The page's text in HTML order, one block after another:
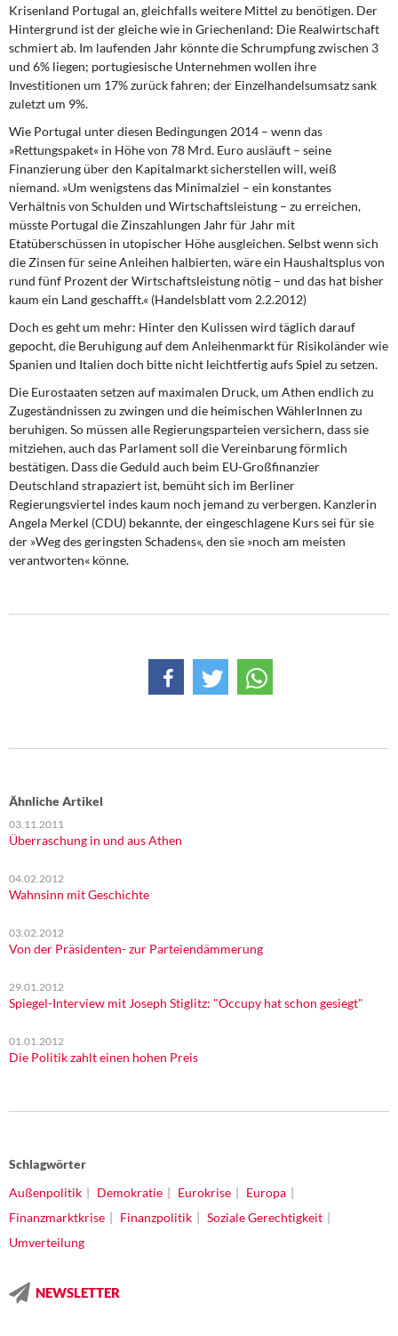
Krisenland Portugal an, gleichfalls weitere Mittel zu benötigen. Der
Hintergrund ist der gleiche wie in Griechenland: Die Realwirtschaft
schmiert ab. Im laufenden Jahr könnte die Schrumpfung zwischen 3
und 6% liegen; portugiesische Unternehmen wollen ihre
Investitionen um 17% zurück fahren; der Einzelhandelsumsatz sank
zuletzt um 9%.
Wie Portugal unter diesen Bedingungen 2014 – wenn das
»Rettungspaket« in Höhe von 78 Mrd. Euro ausläuft – seine
Finanzierung über den Kapitalmarkt sicherstellen will, weiß
niemand. »Um wenigstens das Minimalziel – ein konstantes
Verhältnis von Schulden und Wirtschaftsleistung – zu erreichen,
müsste Portugal die Zinszahlungen Jahr für Jahr mit
Etatüberschüssen in utopischer Höhe ausgleichen. Selbst wenn sich
die Zinsen für seine Anleihen halbierten, wäre ein Haushaltsplus von
rund fünf Prozent der Wirtschaftsleistung nötig – und das hat bisher
kaum ein Land geschafft.« (Handelsblatt vom 2.2.2012)
Doch es geht um mehr: Hinter den Kulissen wird täglich darauf
gepocht, die Beruhigung auf dem Anleihenmarkt für Risikoländer wie
Spanien und Italien doch bitte nicht leichtfertig aufs Spiel zu setzen.
Die Eurostaaten setzen auf maximalen Druck,um Athen endlich zu
Zugeständnissen zu zwingen und die heimischen WählerInnen zu
beruhigen. So müssen alle Regierungsparteien versichern, dass sie
mitziehen, auch das Parlament soll die Vereinbarung förmlich
bestätigen. Dass die Geduld auch beim EU-Großfinanzier
Deutschland strapaziert ist, bemüht sich im Berliner
Regierungsviertel indes kaum noch jemand zu verbergen. Kanzlerin
Angela Merkel (CDU) bekannte, der eingeschlagene Kurs sei für sie
der »Weg des geringsten Schadens«, den sie »noch am meisten
verantworten« könne.
Ähnliche Artikel
03.11.2011
Überraschung in und aus Athen
04.02.2012
Wahnsinn mit Geschichte
03.02.2012
Von der Präsidenten- zur Parteiendämmerung
29.01.2012
Spiegel-Interview mit Joseph Stiglitz: "Occupy hat schon gesiegt"
01.01.2012
Die Politik zahlt einen hohen Preis
Schlagwörter
Außenpolitik
Demokratie Eurokrise
Europa
Finanzmarktkrise
Finanzpolitik
Soziale Gerechtigkeit
Umverteilung
NEWSLETTER